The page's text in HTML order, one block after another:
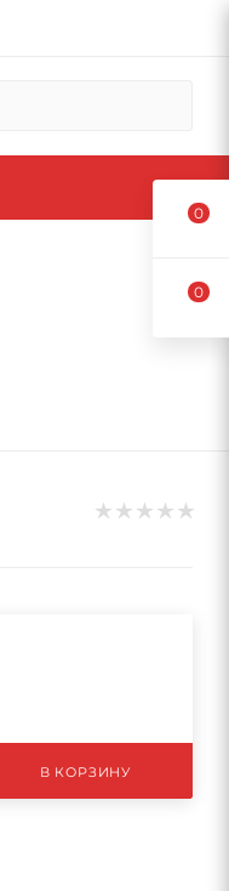
В КОРЗИНУ
0
0